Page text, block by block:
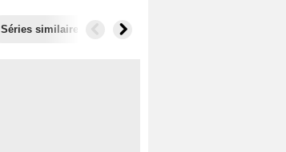
Séries similaires